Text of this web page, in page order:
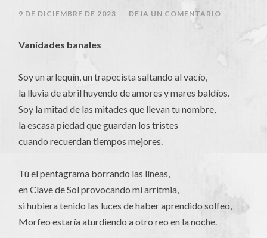
9 DE DICIEMBRE DE 2023 DEJA UN COMENTARIO
Vanidades banales
Soy un arlequín, un trapecista saltando al vacío,
la lluvia de abril huyendo de amores y mares baldíos.
Soy la mitad de las mitades que llevan tu nombre,
la escasa piedad que guardan los tristes
cuando recuerdan tiempos mejores.
Tú el pentagrama borrando las líneas,
en Clave de Sol provocando mi arritmia,
si hubiera tenido las luces de haber aprendido solfeo,
Morfeo estaría aturdiendo a otro reo en la noche.